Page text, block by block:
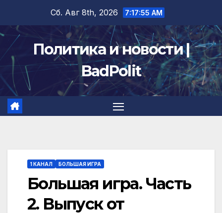
содержимому
Сб. Авг 8th, 2026 7:17:56 AM
Политика и новости |
BadPolit
1 КАНАЛ БОЛЬШАЯ ИГРА
Большая игра. Часть
2. Выпуск от